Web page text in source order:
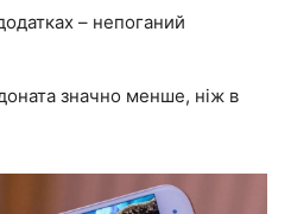
– непоганий
значно менше, ніж в